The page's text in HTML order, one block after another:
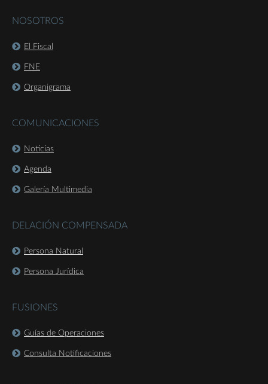
NOSOTROS
El Fiscal
FNE
Organigrama
COMUNICACIONES
Noticias
Agenda
Galería Multimedia
DELACIÓN COMPENSADA
Persona Natural
Persona Jurídica
FUSIONES
Guías de Operaciones
Consulta Notificaciones